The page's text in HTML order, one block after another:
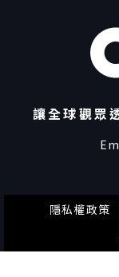
讓全球觀眾
隱私權政策